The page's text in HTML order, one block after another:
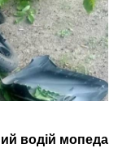
водій мопеда